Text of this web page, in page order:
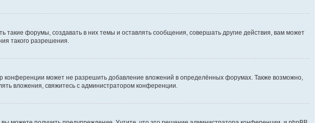
форумы, создавать в них темы и оставлять сообщения, совершать другие действия, вам может
такого разрешения.
может не разрешить добавление вложений в определённых форумах. Также возможно,
вложения, свяжитесь с администратором конференции.